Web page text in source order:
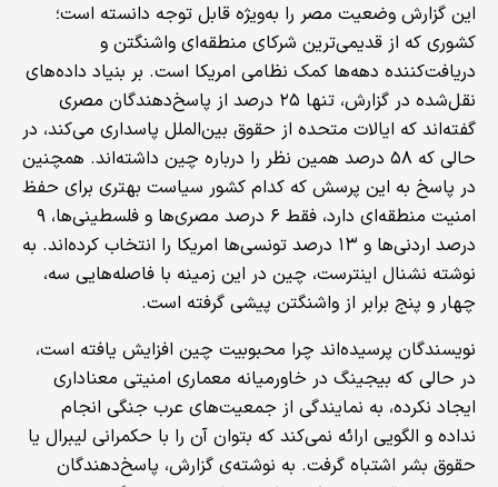
این گزارش وضعیت مصر را به‌ویژه قابل توجه دانسته است؛
کشوری که از قدیمی‌ترین شرکای منطقه‌ای واشنگتن و
دریافت‌کننده دهه‌ها کمک نظامی امریکا است. بر بنیاد داده‌های
نقل‌شده در گزارش، تنها ۲۵ درصد از پاسخ‌دهندگان مصری
گفته‌اند که ایالات متحده از حقوق بین‌الملل پاسداری می‌کند، در
حالی که ۵۸ درصد همین نظر را درباره چین داشته‌اند. همچنین
در پاسخ به این پرسش که کدام کشور سیاست بهتری برای حفظ
امنیت منطقه‌ای دارد، فقط ۶ درصد مصری‌ها و فلسطینی‌ها، ۹
درصد اردنی‌ها و ۱۳ درصد تونسی‌ها امریکا را انتخاب کرده‌اند. به
نوشته نشنال اینترست، چین در این زمینه با فاصله‌هایی سه،
چهار و پنج برابر از واشنگتن پیشی گرفته است.
نویسندگان پرسیده‌اند چرا محبوبیت چین افزایش یافته است،
در حالی که بیجینگ در خاورمیانه معماری امنیتی معناداری
ایجاد نکرده، به نمایندگی از جمعیت‌های عرب جنگی انجام
نداده و الگویی ارائه نمی‌کند که بتوان آن را با حکمرانی لیبرال یا
حقوق بشر اشتباه گرفت. به نوشته‌ی گزارش، پاسخ‌دهندگان